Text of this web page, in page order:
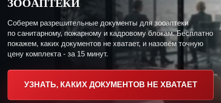
Соберем разрешительные документы для зооаптеки
по санитарному, пожарному и кадровому блокам. Бесплатно
покажем, каких документов не хватает, и назовём точную
цену комплекта - за 15 минут.
УЗНАТЬ, КАКИХ ДОКУМЕНТОВ НЕ ХВАТАЕТ